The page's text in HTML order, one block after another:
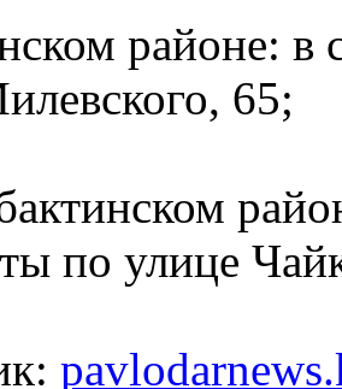
районе: в
65;
по улице